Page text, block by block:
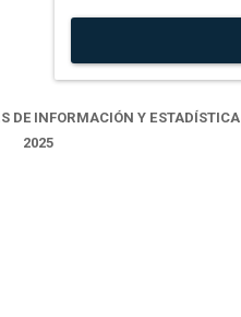
DE INFORMACIÓN Y ESTADÍSTICA
2025